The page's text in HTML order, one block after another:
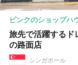
ピンクのショップハ
旅先で活躍するド
の路面店
シンガポール